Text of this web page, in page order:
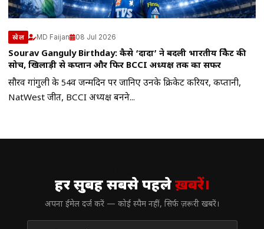
खेल MD Faijan 08 Jul 2026
Sourav Ganguly Birthday: कैसे ‘दादा’ ने बदली भारतीय क्रिकेट की
सोच, खिलाड़ी से कप्तान और फिर BCCI अध्यक्ष तक का सफर
सौरव गांगुली के 54वें जन्मदिन पर जानिए उनके क्रिकेट करियर, कप्तानी,
NatWest जीत, BCCI अध्यक्ष बनने...
हर सुबह सबसे पहलेख़बरें।
अपना ईमेल दर्ज करें — कोई स्पैम नहीं, सिर्फ ज़रूरी खबरें।